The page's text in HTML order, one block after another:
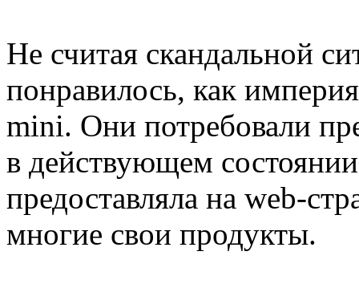
Не считая скандальной
понравилось, как
mini. Они потребовали
в действующем
предоставляла на web-
многие свои продукты.